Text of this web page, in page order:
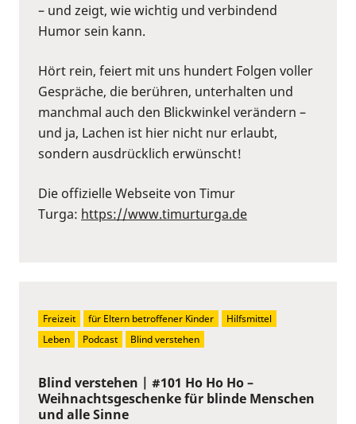
– und zeigt, wie wichtig und verbindend
Humor sein kann.
Hört rein, feiert mit uns hundert Folgen voller
Gespräche, die berühren, unterhalten und
manchmal auch den Blickwinkel verändern –
und ja, Lachen ist hier nicht nur erlaubt,
sondern ausdrücklich erwünscht!
Die offizielle Webseite von Timur
Turga: https://www.timurturga.de
Blind verstehen | #101 Ho Ho Ho –
Weihnachtsgeschenke für blinde Menschen
und alle Sinne
Freizeit für Eltern betroffener Kinder
Hilfsmittel
Leben
Podcast Blind verstehen